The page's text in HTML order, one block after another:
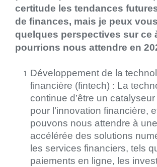
certitude les tendances
de finances, mais je peux
quelques perspectives sur ce
pourrions nous attendre en
Développement de la
financière (fintech) : La
continue d’être un
pour l’innovation financière,
pouvons nous attendre à
accélérée des solutions
les services financiers, tels
paiements en ligne, les